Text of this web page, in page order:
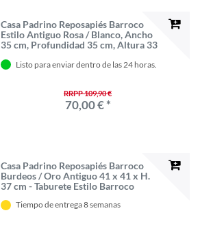
Casa Padrino Reposapiés Barroco
Estilo Antiguo Rosa / Blanco, Ancho
35 cm, Profundidad 35 cm, Altura 33
Listo para enviar dentro de las 24 horas.
RRPP 109,90 €
70,00 € *
Casa Padrino Reposapiés Barroco
Burdeos / Oro Antiguo 41 x 41 x H.
37 cm - Taburete Estilo Barroco
Tiempo de entrega 8 semanas